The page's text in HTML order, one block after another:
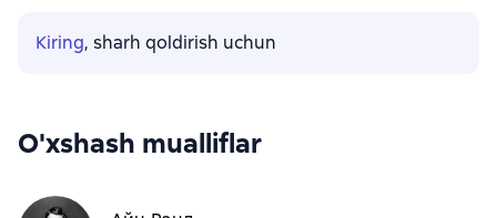
Kiring, sharh qoldirish uchun
O'xshash mualliflar